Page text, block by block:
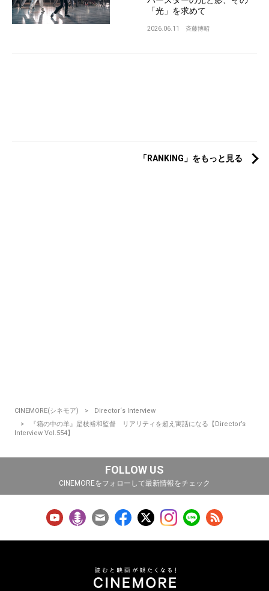
「光」を求めて
2026.06.11 斉藤博昭
「RANKING」をもっと見る
CINEMORE(シネモア)
Director‘s Interview
『箱の中の羊』是枝裕和監督 リアリティを超え寓話になる【Director’s
Interview Vol.554】
FOLLOW US
CINEMOREをフォローして最新情報をチェック